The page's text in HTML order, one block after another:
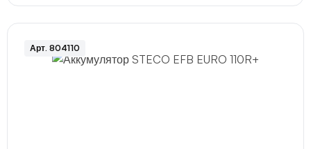
Арт. 804110